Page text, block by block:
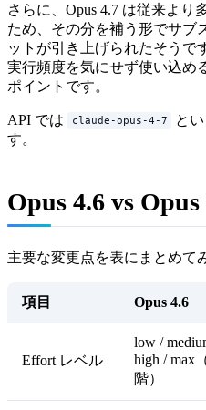
さらに、Opus 4.7 は従来より
ため、その分を補う形でサブ
ットが引き上げられたそうで
実行頻度を気にせず使い込め
ポイントです。
API では claude-opus-4-7
と
す。
Opus 4.6 vs
主要な変更点を表にまとめて
項目 Opus 4.6
Effort レベル
low /
high / max
階）